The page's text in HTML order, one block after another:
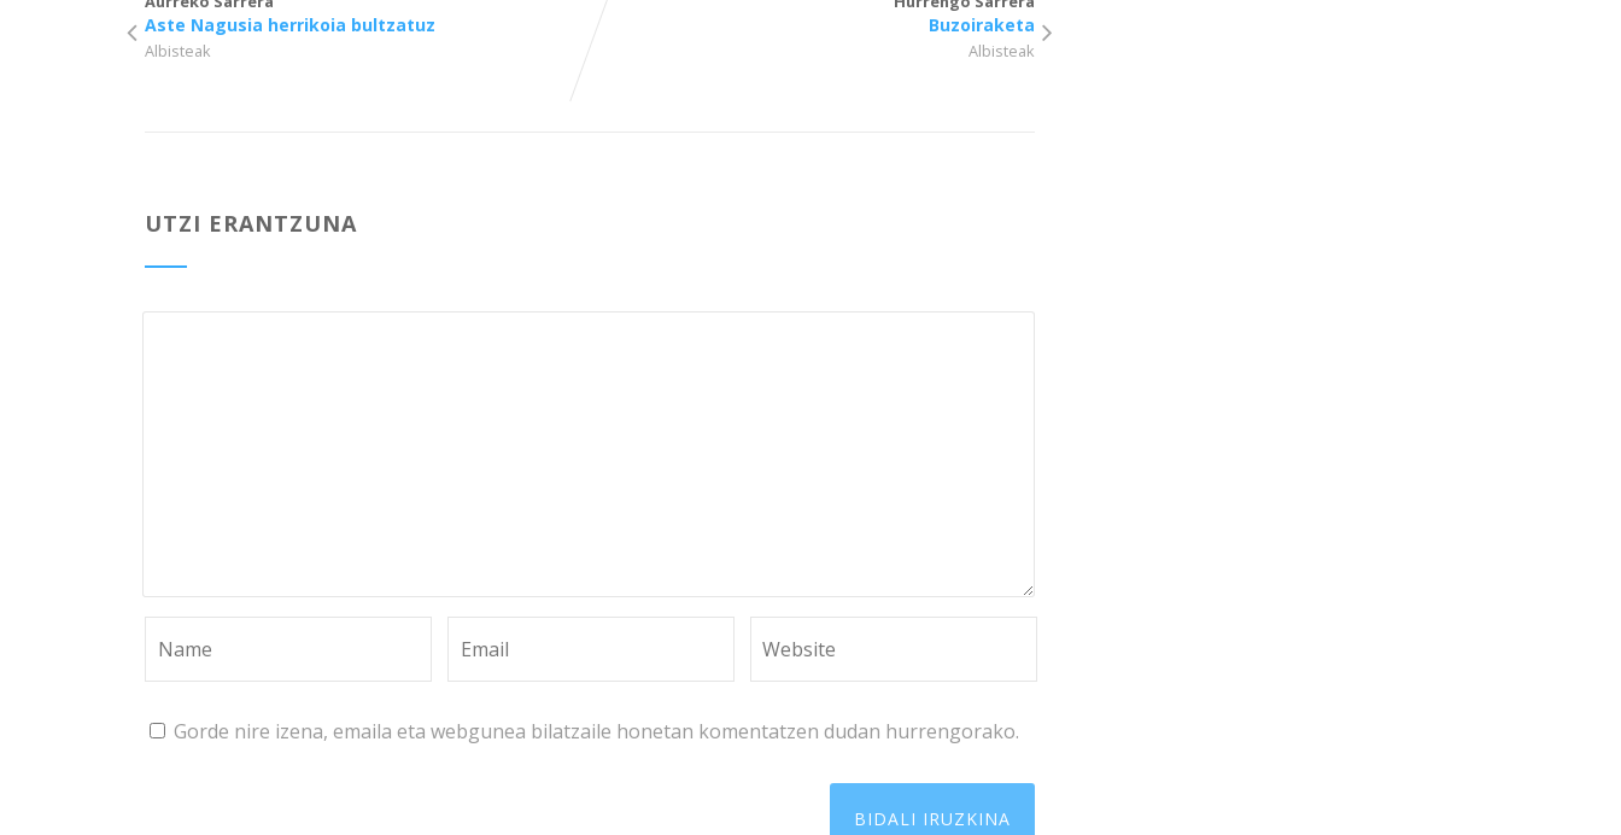
Aste Nagusia herrikoia bultzatuz
Albisteak
Buzoiraketa
Albisteak
UTZI ERANTZUNA
Gorde nire izena, emaila eta webgunea bilatzaile honetan komentatzen dudan hurrengorako.